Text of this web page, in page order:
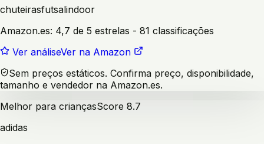
chuteirasfutsalindoor
Amazon.es: 4,7 de 5 estrelas - 81 classificações
Ver análiseVer na Amazon
Sem preços estáticos. Confirma preço, disponibilidade,
tamanho e vendedor na Amazon.es.
Melhor para criançasScore 8.7
adidas